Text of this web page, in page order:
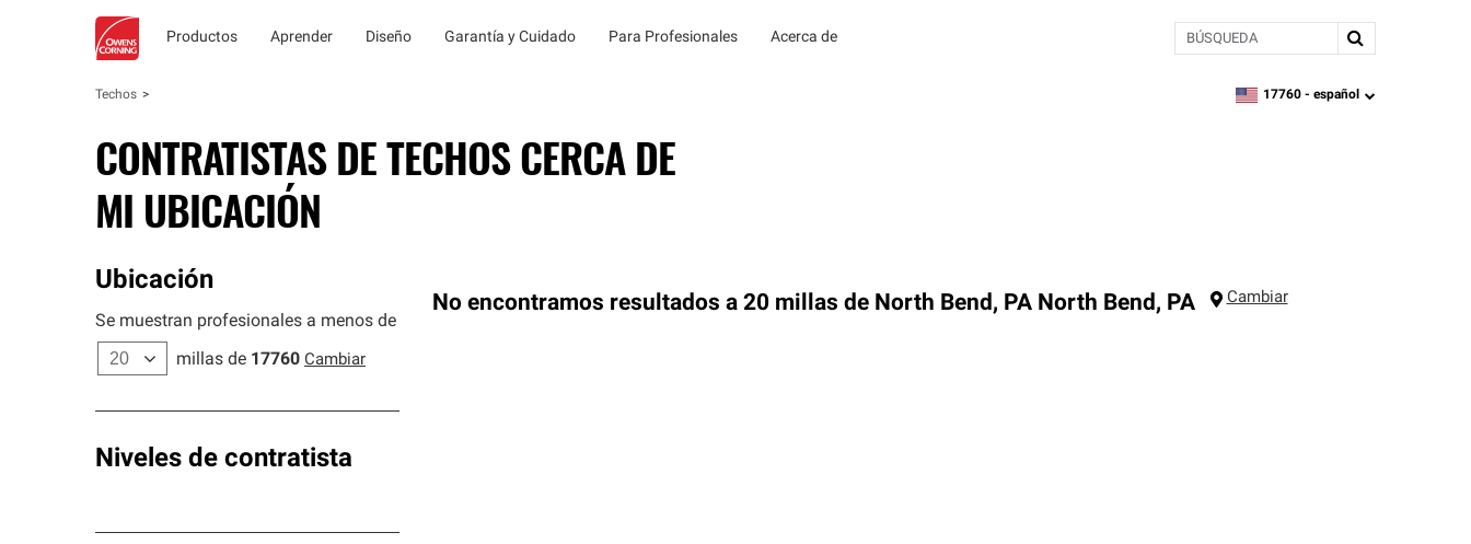
Productos Aprender Diseño Garantía y Cuidado Para Profesionales Acerca de BÚSQUEDA
Techos zipcode,language
17760 - español
CONTRATISTAS DE TECHOS CERCA DE
MI UBICACIÓN
Ubicación
Se muestran profesionales a menos de
millas de 17760 Cambiar
Niveles de contratista
No encontramos resultados a 20 millas de North Bend, PA North Bend , PA Cambiar